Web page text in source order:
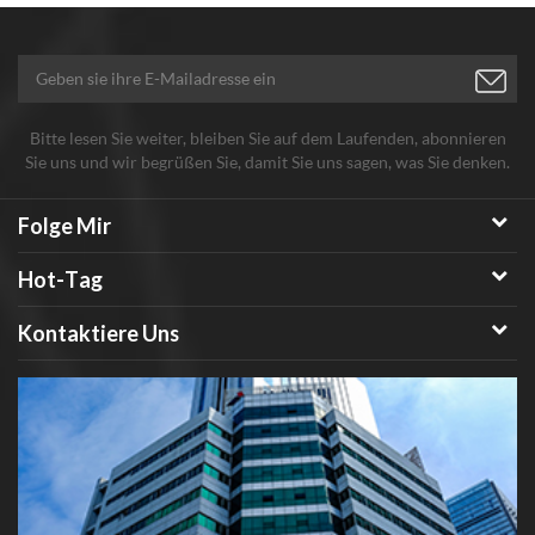
Bitte lesen Sie weiter, bleiben Sie auf dem Laufenden, abonnieren
Sie uns und wir begrüßen Sie, damit Sie uns sagen, was Sie denken.
Folge Mir
Hot-Tag
Kontaktiere Uns